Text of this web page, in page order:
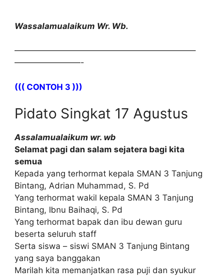
Wassalamualaikum Wr. Wb.
——————————————————————
————————-
((( CONTOH 3 )))
Pidato Singkat 17 Agustus
Assalamualaikum wr. wb
Selamat pagi dan salam sejatera bagi kita
semua
Kepada yang terhormat kepala SMAN 3 Tanjung
Bintang, Adrian Muhammad, S. Pd
Yang terhormat wakil kepala SMAN 3 Tanjung
Bintang, Ibnu Baihaqi, S. Pd
Yang terhormat bapak dan ibu dewan guru
beserta seluruh staff
Serta siswa – siswi SMAN 3 Tanjung Bintang
yang saya banggakan
Marilah kita memanjatkan rasa puji dan syukur